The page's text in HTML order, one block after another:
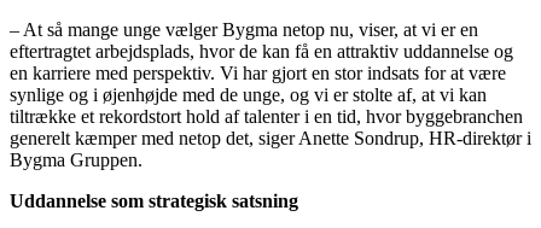
– At så mange unge vælger Bygma netop nu, viser, at vi er en
eftertragtet arbejdsplads, hvor de kan få en attraktiv uddannelse og
en karriere med perspektiv. Vi har gjort en stor indsats for at være
synlige og i øjenhøjde med de unge, og vi er stolte af, at vi kan
tiltrække et rekordstort hold af talenter i en tid, hvor byggebranchen
generelt kæmper med netop det, siger Anette Sondrup, HR-direktør i
Bygma Gruppen.
Uddannelse som strategisk satsning